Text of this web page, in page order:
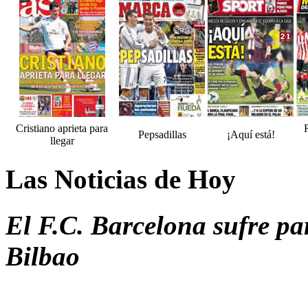
Cristiano aprieta para
llegar
Pepsadillas ¡Aquí está!
Las Noticias de Hoy
El F.C. Barcelona sufre
Bilbao